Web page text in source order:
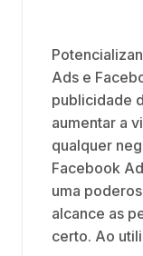
Ads e
publicidade
aumentar a
qualquer
Facebook
uma
alcance as
certo. Ao